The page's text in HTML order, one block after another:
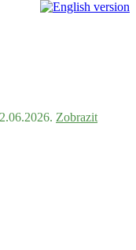
Zobrazit